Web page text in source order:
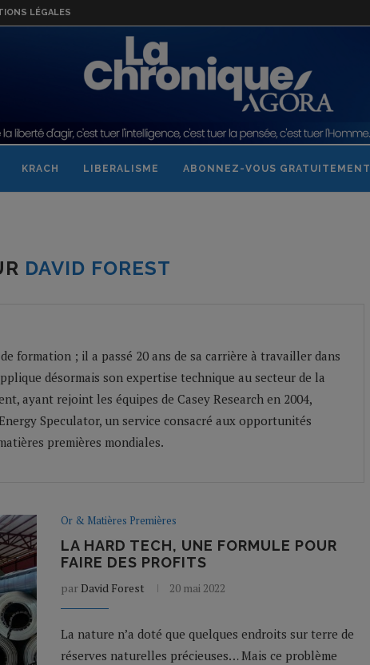
LÉGALES
KRACH LIBERALISME ABONNEZ-VOUS GRATUITEMENT
DAVID FOREST
formation ; il a passé 20 ans de sa carrière à travailler dans
désormais son expertise technique au secteur de la
ayant rejoint les équipes de Casey Research en 2004,
Speculator, un service consacré aux opportunités
premières mondiales.
Or & Matières Premières
LA HARD TECH, UNE FORMULE POUR
FAIRE DES PROFITS
parDavid Forest 20 mai 2022
La nature n’a doté que quelques endroits sur terre de
réserves naturelles précieuses… Mais ce problème